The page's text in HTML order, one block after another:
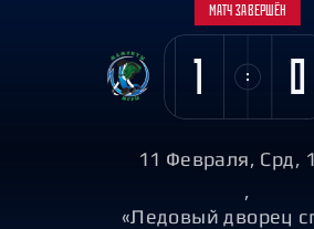
МАТЧ ЗАВЕРШЁН
1 0
11 Февраля, Срд,
,
«Ледовый дворец